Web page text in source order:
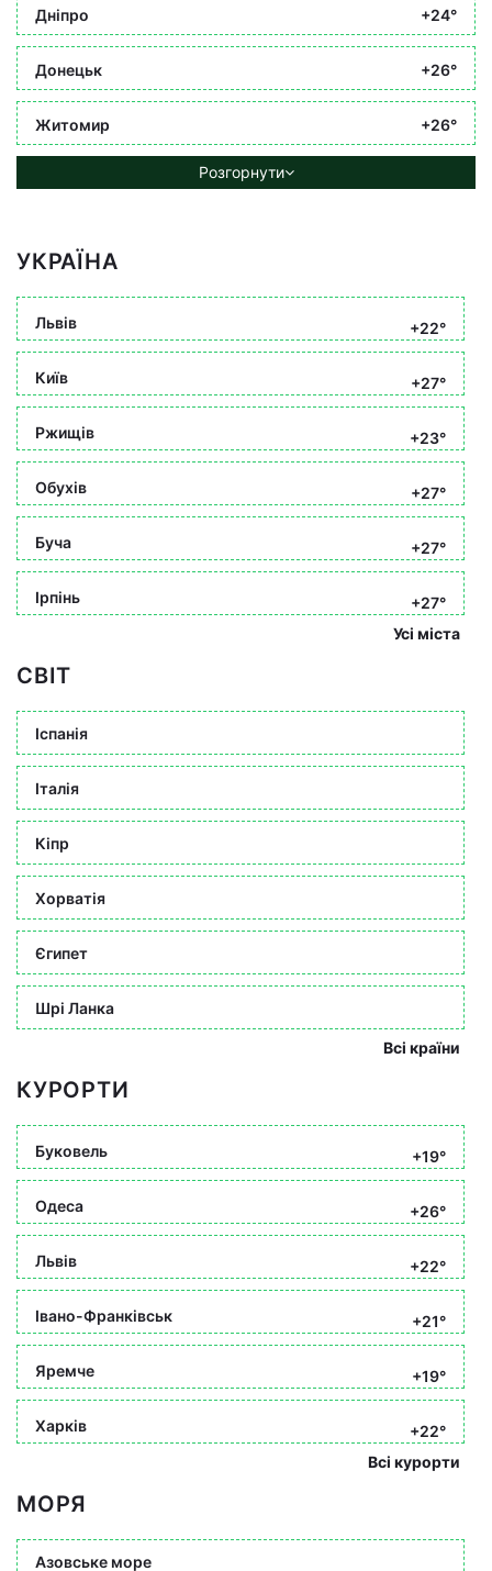
Дніпро +24°
Донецьк +26°
Житомир +26°
Розгорнути
УКРАЇНА
Львів +22°
Київ +27°
Ржищів +23°
Обухів +27°
Буча +27°
Ірпінь
+27°
Усі міста
СВІТ
Іспанія
Італія
Кіпр
Хорватія
Єгипет
Шрі Ланка
Всі країни
КУРОРТИ
Буковель +19°
Одеса +26°
Львів +22°
Івано-Франківськ +21°
Яремче +19°
Харків
+22°
Всі курорти
МОРЯ
Азовське море